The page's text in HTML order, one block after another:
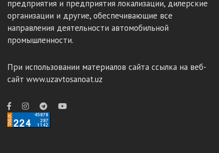
предприятия и предприятия локализации, дилерские
организации и другие, обеспечивающие все
направления деятельности автомобильной
промышленности.
При использовании материалов сайта ссылка на веб-
сайт www.uzavtosanoat.uz